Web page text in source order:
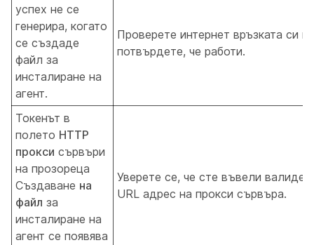
успех не се
генерира, когато
се създаде
файл за
инсталиране на
агент.
Проверете интернет връзката си и
потвърдете, че работи.
Токенът в
полето HTTP
прокси сървъри
на прозореца
Създаване на
файл за
инсталиране на
агент се появява
Уверете се, че сте въвели валиден
URL адрес на прокси сървъра.